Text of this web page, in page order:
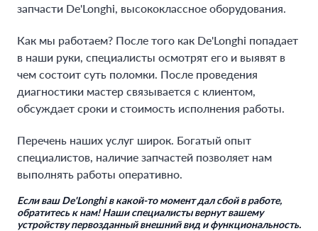
запчасти De'Longhi, высококлассное оборудования.
Как мы работаем? После того как De'Longhi попадает
в наши руки, специалисты осмотрят его и выявят в
чем состоит суть поломки. После проведения
диагностики мастер связывается с клиентом,
обсуждает сроки и стоимость исполнения работы.
Перечень наших услуг широк. Богатый опыт
специалистов, наличие запчастей позволяет нам
выполнять работы оперативно.
Если ваш De'Longhi в какой-то момент дал сбой в работе,
обратитесь к нам! Наши специалисты вернут вашему
устройству первозданный внешний вид и функциональность.